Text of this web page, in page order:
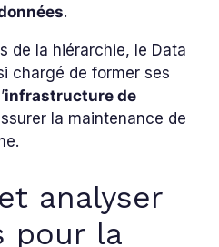
.
de la hiérarchie, le Data
chargé de former ses
infrastructure de
la maintenance de
analyser
pour la